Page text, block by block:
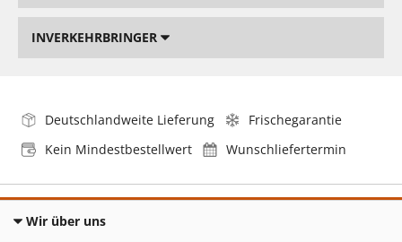
INVERKEHRBRINGER
Deutschlandweite Lieferung
Frischegarantie
Kein Mindestbestellwert
Wunschliefertermin
Wir über uns